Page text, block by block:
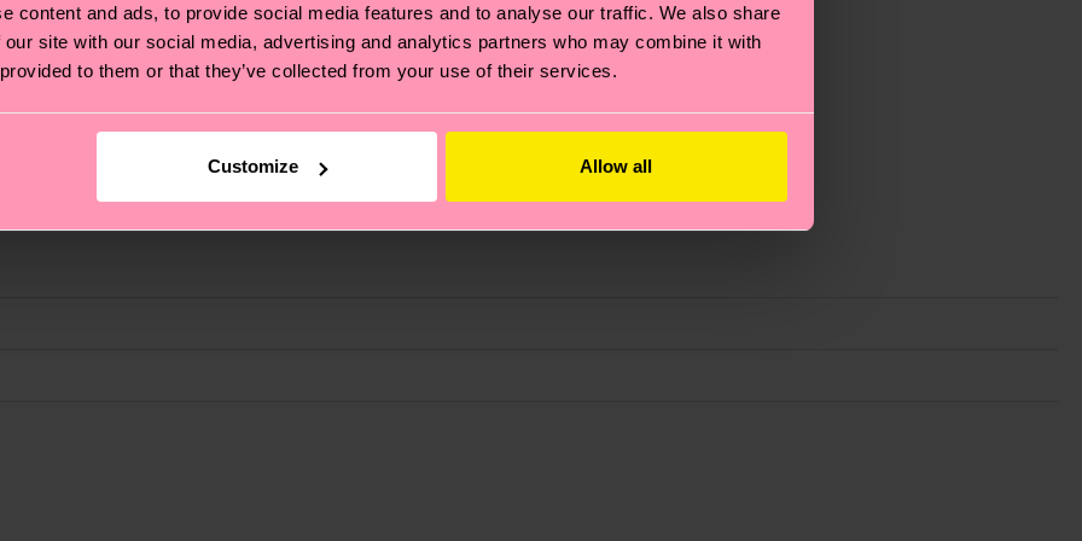
content and ads, to provide social media features and to analyse our traffic. We also share
site with our social media, advertising and analytics partners who may combine it with
to them or that they’ve collected from your use of their services.
Customize Allow all
para tus pies.
trata de elegir el camino ético, pisar ligero para el planeta, mimar tus calcetines y un montón de cosas